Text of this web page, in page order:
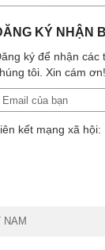
KÝ NHẬN
ký để nhận các
tôi. Xin cám ơn!
kết mạng xã hội:
NAM